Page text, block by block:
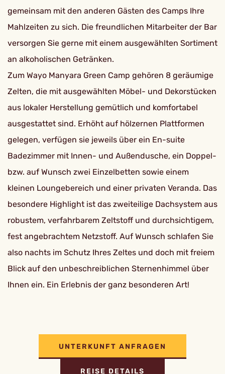
gemeinsam mit den anderen Gästen des Camps Ihre
Mahlzeiten zu sich. Die freundlichen Mitarbeiter der Bar
versorgen Sie gerne mit einem ausgewählten Sortiment
an alkoholischen Getränken.
Zum Wayo Manyara Green Camp gehören 8 geräumige
Zelten, die mit ausgewählten Möbel- und Dekorstücken
aus lokaler Herstellung gemütlich und komfortabel
ausgestattet sind. Erhöht auf hölzernen Plattformen
gelegen, verfügen sie jeweils über ein En-suite
Badezimmer mit Innen- und Außendusche, ein Doppel-
bzw. auf Wunsch zwei Einzelbetten sowie einem
kleinen Loungebereich und einer privaten Veranda. Das
besondere Highlight ist das zweiteilige Dachsystem aus
robustem, verfahrbarem Zeltstoff und durchsichtigem,
fest angebrachtem Netzstoff. Auf Wunsch schlafen Sie
also nachts im Schutz Ihres Zeltes und doch mit freiem
Blick auf den unbeschreiblichen Sternenhimmel über
Ihnen ein. Ein Erlebnis der ganz besonderen Art!
UNTERKUNFT ANFRAGEN
REISE DETAILS